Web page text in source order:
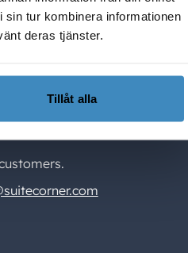
tur kombinera informationen
deras tjänster.
Tillåt alla